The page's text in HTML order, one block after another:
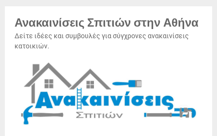
Ανακαινίσεις Σπιτιών στην Αθήνα
Δείτε ιδέες και συμβουλές για σύγχρονες ανακαινίσεις
κατοικιών.